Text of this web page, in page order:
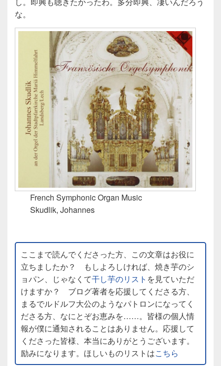
な。
French Symphonic Organ Music
Skudlik, Johannes
ここまで読んでくださった方、この文章はお役に
立ちましたか？ もしよろしければ、焼き芋のシ
ョパン、じゃなくて干し芋のリスト を見ていただ
けますか？ ブログ著者を応援してくださる方、
まるでルドルフ大公のようなパトロンになってく
ださる方、なにとぞお恵みを……。皆様の個人情
報が僕に通知されることはありません。応援して
くださった皆様、本当にありがとうございます。
励みになります。ほしいものリストはこちら